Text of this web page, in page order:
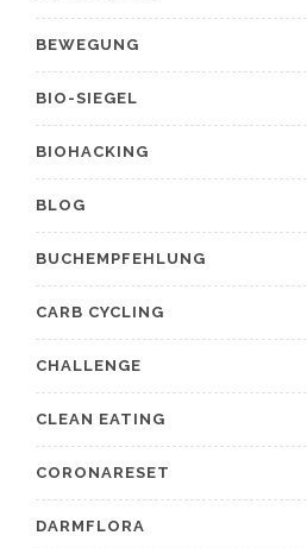
BEWEGUNG
BIO-SIEGEL
BIOHACKING
BLOG
BUCHEMPFEHLUNG
CARB CYCLING
CHALLENGE
CLEAN EATING
CORONARESET
DARMFLORA